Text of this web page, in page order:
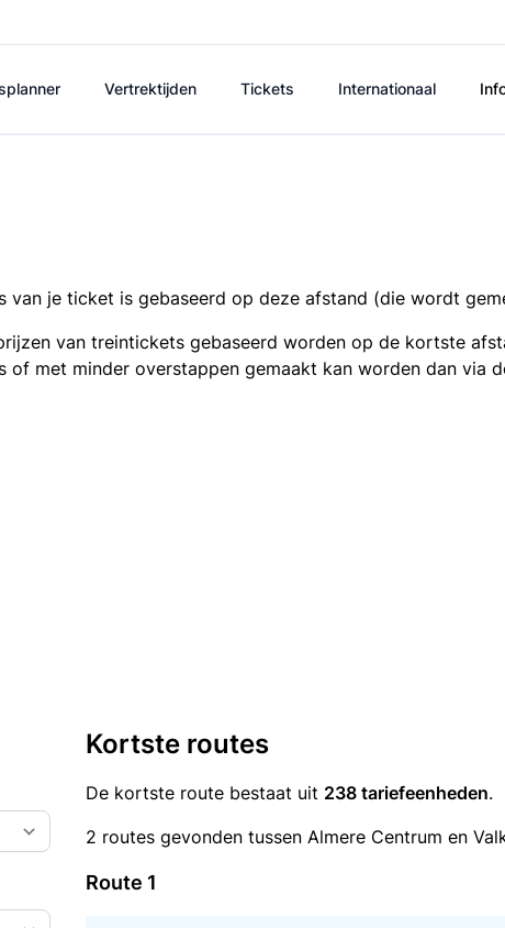
Vertrektijden Tickets Internationaal
je ticket is gebaseerd op deze afstand (die wordt
van treintickets gebaseerd worden op de kortste
met minder overstappen gemaakt kan worden dan via
Kortste routes
De kortste route bestaat uit 238 tariefeenheden.
2 routes gevonden tussen Almere Centrum en
Route 1